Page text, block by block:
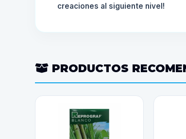
creaciones al siguiente nivel!
PRODUCTOS